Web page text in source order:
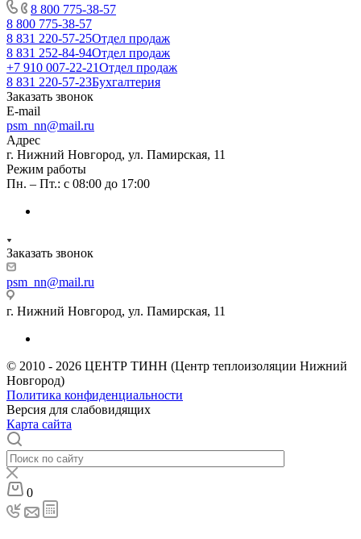
8 800 775-38-57
8 800 775-38-57
8 831 220-57-25Отдел продаж
8 831 252-84-94Отдел продаж
+7 910 007-22-21Отдел продаж
8 831 220-57-23Бухгалтерия
Заказать звонок
E-mail
psm_nn@mail.ru
Адрес
г. Нижний Новгород, ул. Памирская, 11
Режим работы
Пн. – Пт.: с 08:00 до 17:00
Заказать звонок
psm_nn@mail.ru
г. Нижний Новгород, ул. Памирская, 11
© 2010 - 2026 ЦЕНТР ТИНН (Центр теплоизоляции Нижний
Новгород)
Политика конфиденциальности
Версия для слабовидящих
Карта сайта
0